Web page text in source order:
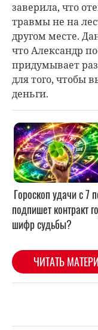
заверила, что
травмы не на
другом месте.
что Александр
придумывает
для того, чтобы
деньги.